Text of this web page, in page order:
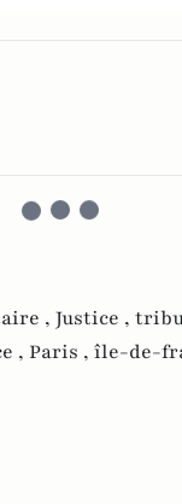
, Justice ,
, Paris , île-de-